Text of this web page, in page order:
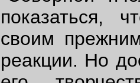
показаться,
своим
реакции. Но